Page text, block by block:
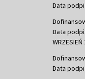
Data
Data
Data